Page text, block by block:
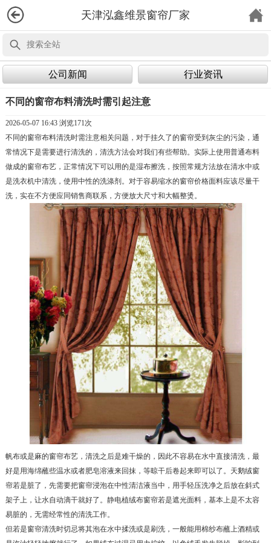
天津泓鑫维景窗帘厂家
公司新闻 行业资讯
不同的窗帘布料清洗时需引起注意
2026-05-07 16:43 浏览171次
不同的窗帘布料清洗时需注意相关问题，对于挂久了的窗帘受到灰尘的污染，通
常情况下是需要进行清洗的，清洗方法会对我们有些帮助。实际上使用普通布料
做成的窗帘布艺，正常情况下可以用的是湿布擦洗，按照常规方法放在清水中或
是洗衣机中清洗，使用中性的洗涤剂。对于容易缩水的窗帘价格面料应该尽量干
洗，实在不方便应同销售商联系，方便放大尺寸和大幅整烫。
帆布或是麻的窗帘布艺，清洗之后是难干燥的，因此不容易在水中直接清洗，最
好是用海绵蘸些温水或者肥皂溶液来回抹，等晾干后卷起来即可以了。天鹅绒窗
帘若是脏了，先需要把窗帘浸泡在中性清洁液当中，用手轻压洗净之后放在斜式
架子上，让水自动滴干就好了。静电植绒布窗帘若是遮光面料，基本上是不太容
易脏的，无需经常性的清洗工作。
但若是窗帘清洗时切忌将其泡在水中揉洗或是刷洗，一般能用棉纱布蘸上酒精或